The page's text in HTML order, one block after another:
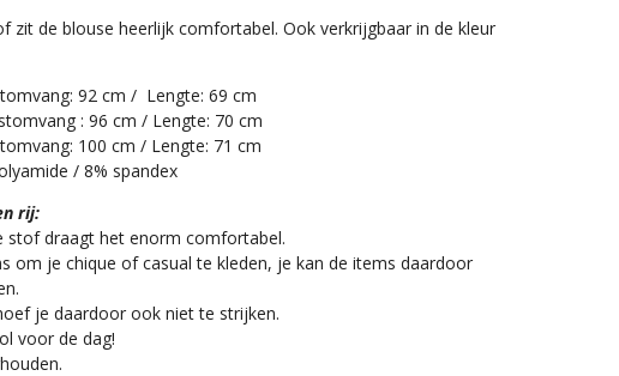
zit de blouse heerlijk comfortabel. Ook verkrijgbaar in de kleur
92 cm / Lengte: 69 cm
: 96 cm / Lengte: 70 cm
100 cm / Lengte: 71 cm
/ 8% spandex
rij:
stof draagt het enorm comfortabel.
om je chique of casual te kleden, je kan de items daardoor
je daardoor ook niet te strijken.
voor de dag!